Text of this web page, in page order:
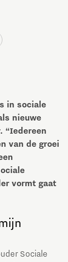
in sociale
nieuwe
“Iedereen
van de groei
vormt gaat
Sociale